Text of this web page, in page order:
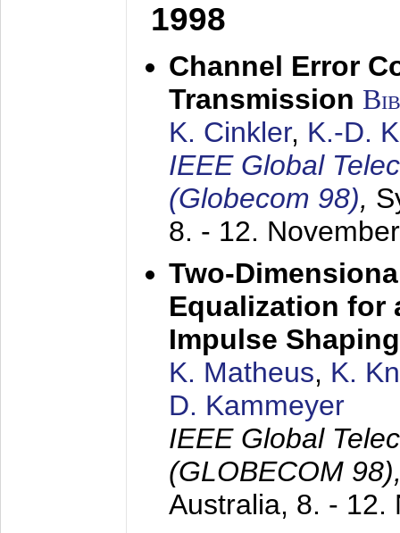
1998
Channel Error
Transmission
K. Cinkler, K.-D.
IEEE Global
(Globecom 98),
8. - 12.
Two-
Equalization for
Impulse
K. Matheus, K.
D. Kammeyer
IEEE Global
(GLOBECOM
Australia, 8. - 12.